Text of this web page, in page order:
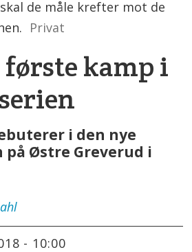
de måle krefter mot de
Privat
kamp i
i den nye
Østre Greverud i
- 10:00